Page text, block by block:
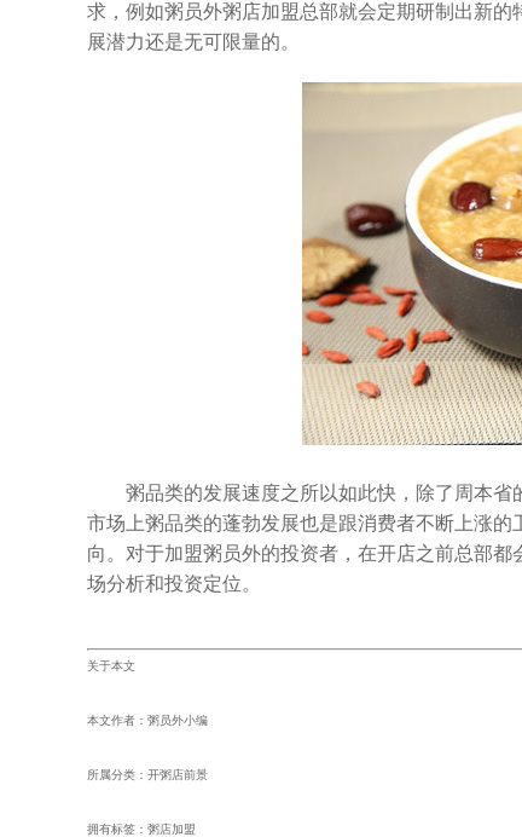
求，例如粥员外粥店加盟总部就会定期研制出新的
展潜力还是无可限量的。
粥品类的发展速度之所以如此快，除了周本省
市场上粥品类的蓬勃发展也是跟消费者不断上涨
向。对于加盟粥员外的投资者，在开店之前总部
场分析和投资定位。
关于本文
本文作者：粥员外小编
所属分类：开粥店前景
拥有标签：粥店加盟